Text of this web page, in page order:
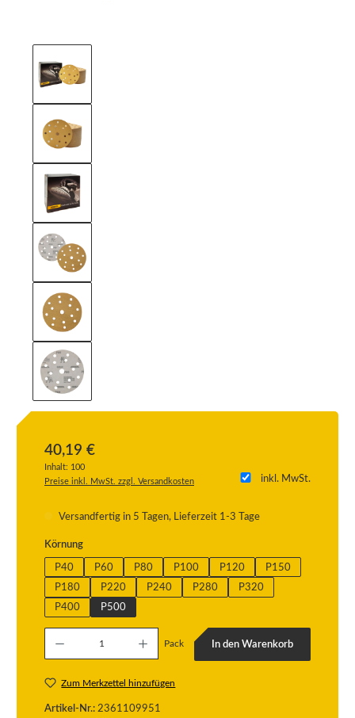
40,19 €
Inhalt: 100
inkl. MwSt.
Preise inkl. MwSt. zzgl. Versandkosten
Versandfertig in 5 Tagen, Lieferzeit 1-3 Tage
Körnungauswählen
P40 P60 P80 P100 P120 P150
P180 P220 P240 P280 P320
P400 P500
Produkt Anzahl: Gib den gewünschten Wert ein oder benutze die Schaltflächen um
Pack In den Warenkorb
Zum Merkzettel hinzufügen
Artikel-Nr.: 2361109951